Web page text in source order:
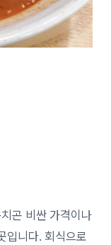
곤 비싼 가격이나
입니다. 회식으로